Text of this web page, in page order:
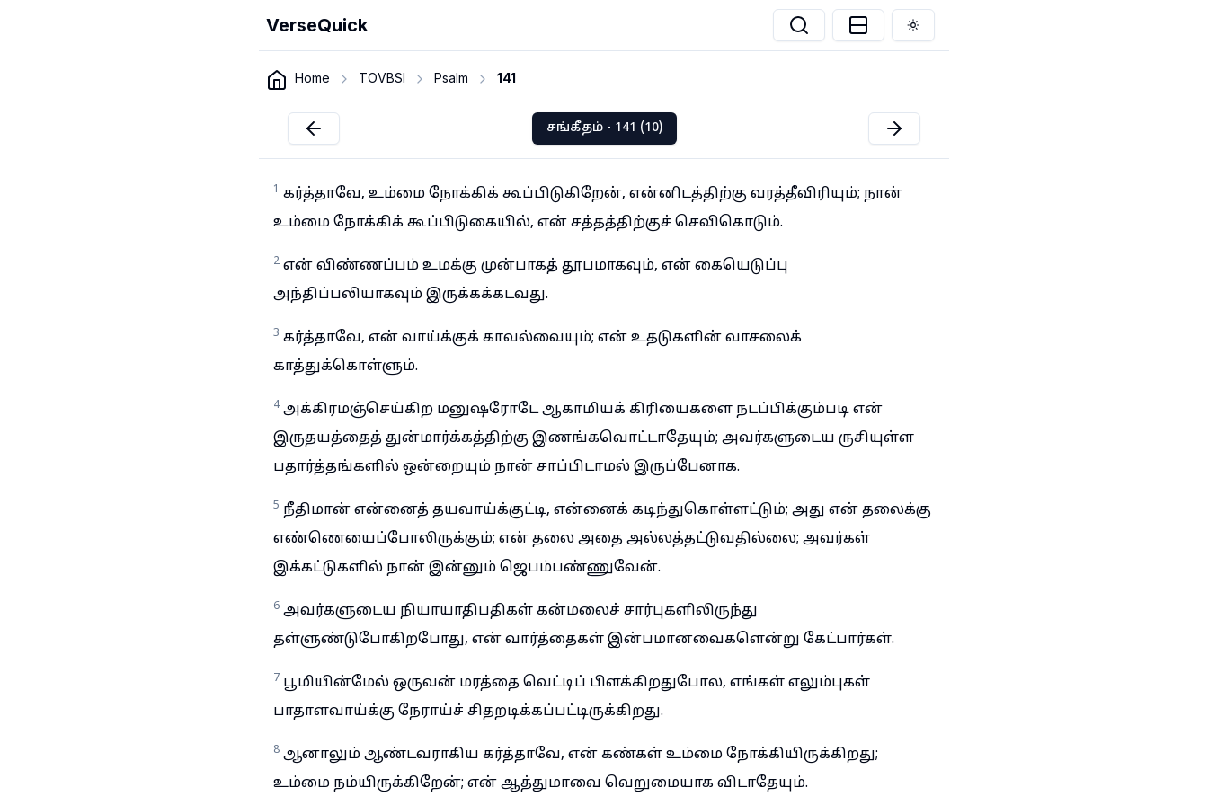
VerseQuick Toggle theme
Home TOVBSI Psalm 141
சங்கீதம் - 141 (10)
1 கர்த்தாவே, உம்மை நோக்கிக் கூப்பிடுகிறேன், என்னிடத்திற்கு வரத்தீவிரியும்; நான்
உம்மை நோக்கிக் கூப்பிடுகையில், என் சத்தத்திற்குச் செவிகொடும்.
2 என் விண்ணப்பம் உமக்கு முன்பாகத் தூபமாகவும், என் கையெடுப்பு
அந்திப்பலியாகவும் இருக்கக்கடவது.
3 கர்த்தாவே, என் வாய்க்குக் காவல்வையும்; என் உதடுகளின் வாசலைக்
காத்துக்கொள்ளும்.
4 அக்கிரமஞ்செய்கிற மனுஷரோடே ஆகாமியக் கிரியைகளை நடப்பிக்கும்படி என்
இருதயத்தைத் துன்மார்க்கத்திற்கு இணங்கவொட்டாதேயும்; அவர்களுடைய ருசியுள்ள
பதார்த்தங்களில் ஒன்றையும் நான் சாப்பிடாமல் இருப்பேனாக.
5 நீதிமான் என்னைத் தயவாய்க்குட்டி, என்னைக் கடிந்துகொள்ளட்டும்; அது என் தலைக்கு
எண்ணெயைப்போலிருக்கும்; என் தலை அதை அல்லத்தட்டுவதில்லை; அவர்கள்
இக்கட்டுகளில் நான் இன்னும் ஜெபம்பண்ணுவேன்.
6 அவர்களுடைய நியாயாதிபதிகள் கன்மலைச் சார்புகளிலிருந்து
தள்ளுண்டுபோகிறபோது, என் வார்த்தைகள் இன்பமானவைகளென்று கேட்பார்கள்.
7 பூமியின்மேல் ஒருவன் மரத்தை வெட்டிப் பிளக்கிறதுபோல, எங்கள் எலும்புகள்
பாதாளவாய்க்கு நேராய்ச் சிதறடிக்கப்பட்டிருக்கிறது.
8 ஆனாலும் ஆண்டவராகிய கர்த்தாவே, என் கண்கள் உம்மை நோக்கியிருக்கிறது;
உம்மை நம்யிருக்கிறேன்; என் ஆத்துமாவை வெறுமையாக விடாதேயும்.